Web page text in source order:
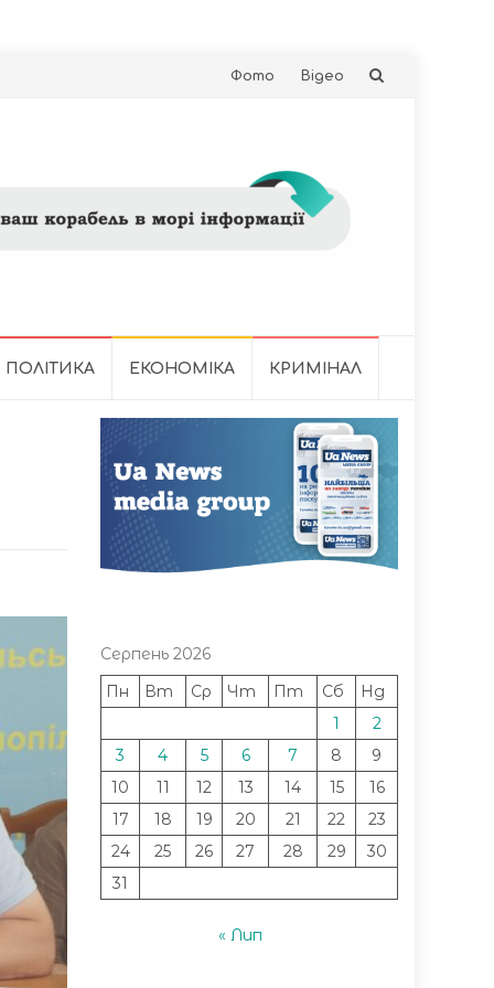
Skip
Фото Відео
ПОЛІТИКА ЕКОНОМІКА КРИМІНАЛ
Серпень 2026
Пн
Вт Ср Чт Пт Сб
Нд
1
2
3
4 5 6 7 8
9
10
11 12 13 14 15
16
17
18 19 20 21 22
23
24
25 26 27 28 29
30
31
« Лип